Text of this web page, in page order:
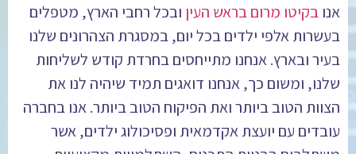
אנובקיטו מרום בראש העין ובכל רחבי הארץ, מטפלים
בעשרות אלפי ילדים בכל יום, במסגרת הצהרונים שלנו
בעיר ובארץ. אנחנו מתייחסים בחרדת קודש לשליחות
שלנו, ומשום כך, אנחנו דואגים תמיד שיהיה לנו את
הצוות הטוב ביותר ואת הפיקוח הטוב ביותר. אנו בחברה
עובדים עם יועצת אקדמאית ופסיכולוג ילדים, אשר